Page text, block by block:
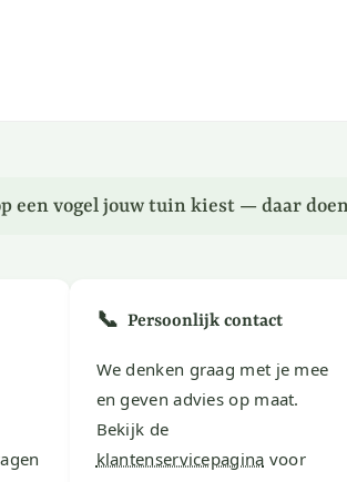
een vogel jouw tuin kiest — daar
📞 Persoonlijk contact
We denken graag met je mee
en geven advies op maat.
Bekijk de
klantenservicepagina voor